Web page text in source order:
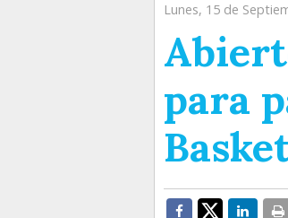
Lunes, 15 de
para